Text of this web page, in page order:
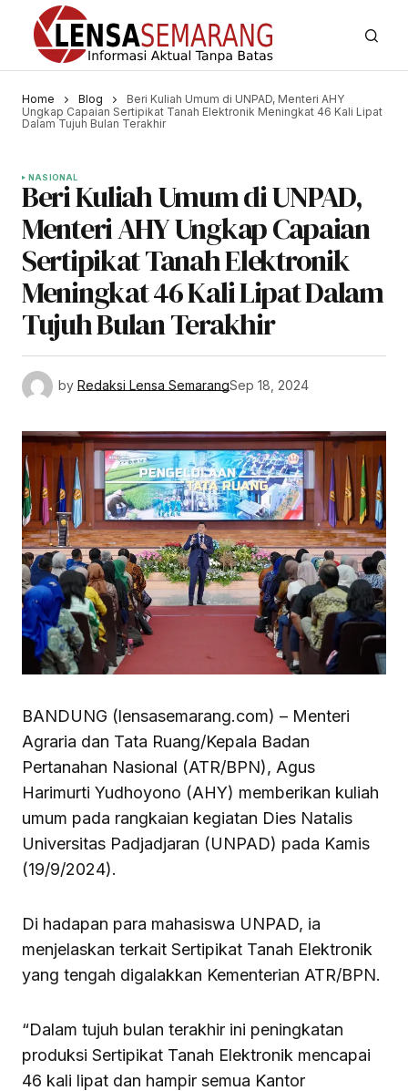
Home Blog
Beri Kuliah Umum di UNPAD, Menteri AHY
Ungkap Capaian Sertipikat Tanah Elektronik Meningkat 46 Kali Lipat
Dalam Tujuh Bulan Terakhir
NASIONAL
Beri Kuliah Umum di UNPAD,
Menteri AHY Ungkap Capaian
Sertipikat Tanah Elektronik
Meningkat 46 Kali Lipat Dalam
Tujuh Bulan Terakhir
by Redaksi Lensa SemarangSep 18, 2024
BANDUNG (lensasemarang.com) – Menteri
Agraria dan Tata Ruang/Kepala Badan
Pertanahan Nasional (ATR/BPN), Agus
Harimurti Yudhoyono (AHY) memberikan kuliah
umum pada rangkaian kegiatan Dies Natalis
Universitas Padjadjaran (UNPAD) pada Kamis
(19/9/2024).
Di hadapan para mahasiswa UNPAD, ia
menjelaskan terkait Sertipikat Tanah Elektronik
yang tengah digalakkan Kementerian ATR/BPN.
“Dalam tujuh bulan terakhir ini peningkatan
produksi Sertipikat Tanah Elektronik mencapai
46 kali lipat dan hampir semua Kantor